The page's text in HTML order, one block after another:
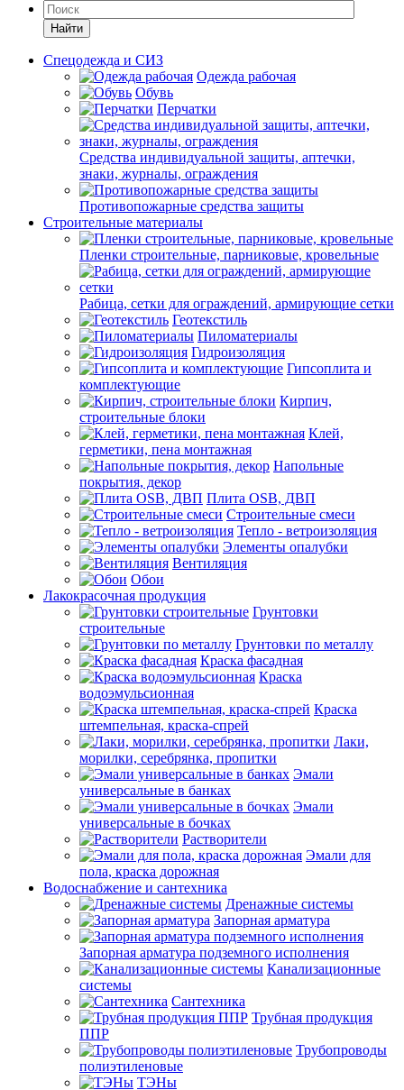
Найти
Спецодежда и СИЗ
Одежда рабочая
Обувь
Перчатки
Средства индивидуальной защиты, аптечки,
знаки, журналы, ограждения
Противопожарные средства защиты
Строительные материалы
Пленки строительные, парниковые, кровельные
Рабица, сетки для ограждений, армирующие сетки
Геотекстиль
Пиломатериалы
Гидроизоляция
Гипсоплита и
комплектующие
Кирпич,
строительные блоки
Клей,
герметики, пена монтажная
Напольные
покрытия, декор
Плита OSB, ДВП
Строительные смеси
Тепло - ветроизоляция
Элементы опалубки
Вентиляция
Обои
Лакокрасочная продукция
Грунтовки
строительные
Грунтовки по металлу
Краска фасадная
Краска
водоэмульсионная
Краска
штемпельная, краска-спрей
Лаки,
морилки, серебрянка, пропитки
Эмали
универсальные в банках
Эмали
универсальные в бочках
Растворители
Эмали для
пола, краска дорожная
Водоснабжение и сантехника
Дренажные системы
Запорная арматура
Запорная арматура подземного исполнения
Канализационные
системы
Сантехника
Трубная продукция
ППР
Трубопроводы
полиэтиленовые
ТЭНы